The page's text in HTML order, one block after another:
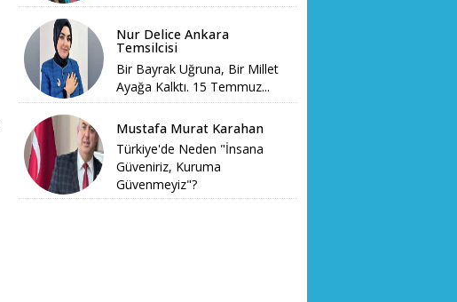
Nur Delice Ankara
Temsilcisi
Bir Bayrak Uğruna, Bir Millet
Ayağa Kalktı. 15 Temmuz...
Mustafa Murat Karahan
Türkiye'de Neden "İnsana
Güveniriz, Kuruma
Güvenmeyiz"?